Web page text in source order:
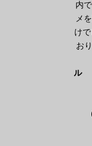
内
メ
け
お